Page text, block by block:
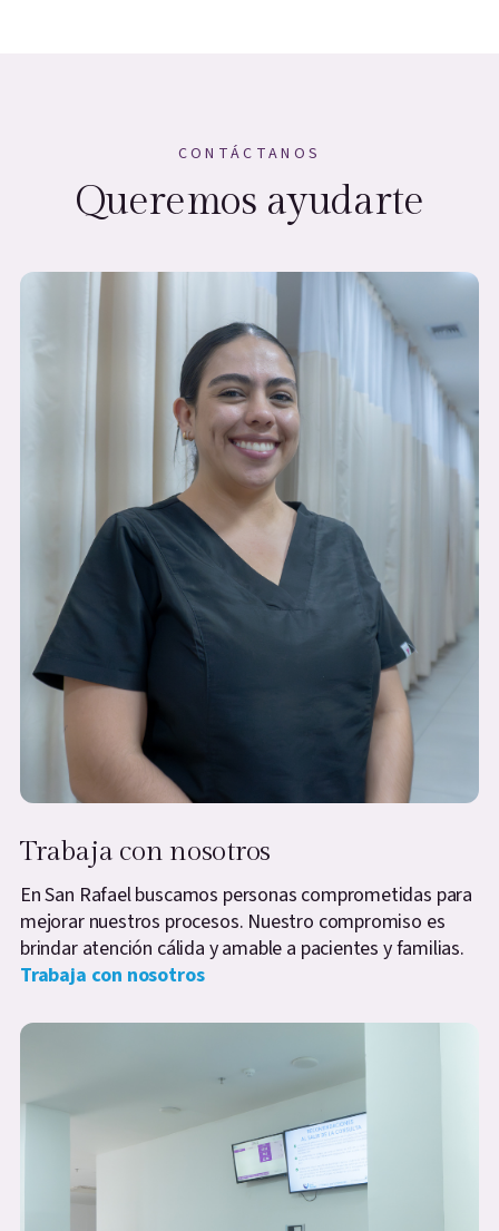
CONTÁCTANOS
Queremos ayudarte
Trabaja con nosotros
En San Rafael buscamos personas comprometidas para
mejorar nuestros procesos. Nuestro compromiso es
brindar atención cálida y amable a pacientes y familias.
Trabaja con nosotros